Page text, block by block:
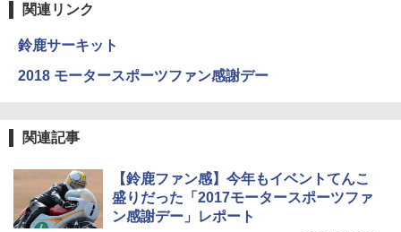
関連リンク
鈴鹿サーキット
2018 モータースポーツファン感謝デー
関連記事
【鈴鹿ファン感】今年もイベントてんこ
盛りだった「2017モータースポーツファ
ン感謝デー」レポート